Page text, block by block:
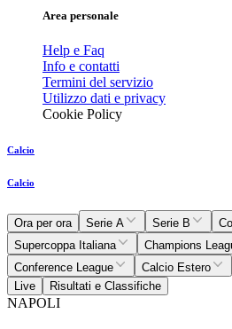
Area personale
Help e Faq
Info e contatti
Termini del servizio
Utilizzo dati e privacy
Cookie Policy
Calcio
Calcio
Ora per ora Serie A Serie B
Supercoppa Italiana
Champions
Conference League
Calcio Estero
Live
Risultati e Classifiche
NAPOLI